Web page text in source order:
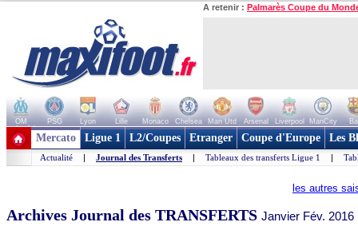
A retenir : Palmarès Coupe du
OM PSG Lyon Lille Monaco Chelsea Man Utd Arsenal Liverpool ManCity
+ de clubs
Mercato Ligue 1 L2/Coupes Etranger Coupe d'Europe Les
Actualité | Journal des Transferts | Tableaux des transferts Ligue 1 |
les autres
Archives Journal des TRANSFERTS Janvier Fév. 2016